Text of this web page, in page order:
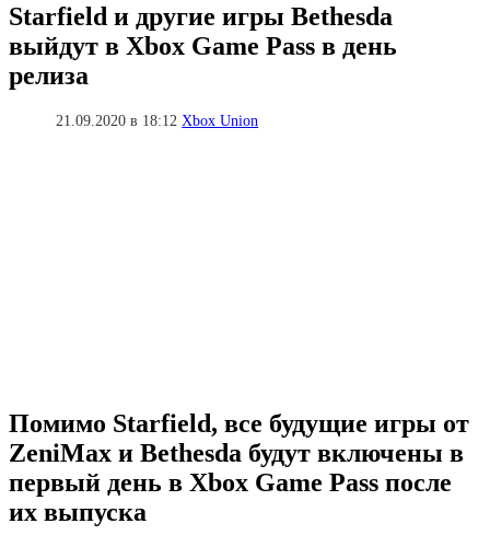
Starfield и другие игры Bethesda
выйдут в Xbox Game Pass в день
релиза
21.09.2020 в 18:12Xbox Union
Помимо Starfield, все будущие игры от
ZeniMax и Bethesda будут включены в
первый день в Xbox Game Pass после
их выпуска